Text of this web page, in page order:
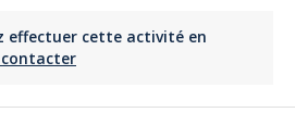
effectuer cette activité en
contacter